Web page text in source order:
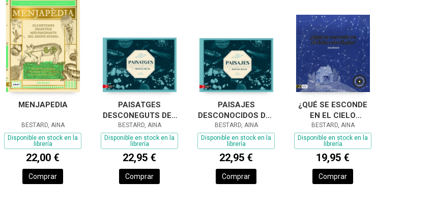
MENJAPEDIA
BESTARD, AINA
Disponible en stock en la
librería
22,00 €
Comprar
PAISATGES
DESCONEGUTS DEL
SISTEMA SOLAR
BESTARD, AINA
Disponible en stock en la
librería
22,95 €
Comprar
PAISAJES
DESCONOCIDOS DEL
SISTEMA SOLAR
BESTARD, AINA
Disponible en stock en la
librería
22,95 €
Comprar
¿QUÉ SE ESCONDE
EN EL CIELO
ESTRELLADO?
BESTARD, AINA
Disponible en stock en la
librería
19,95 €
Comprar